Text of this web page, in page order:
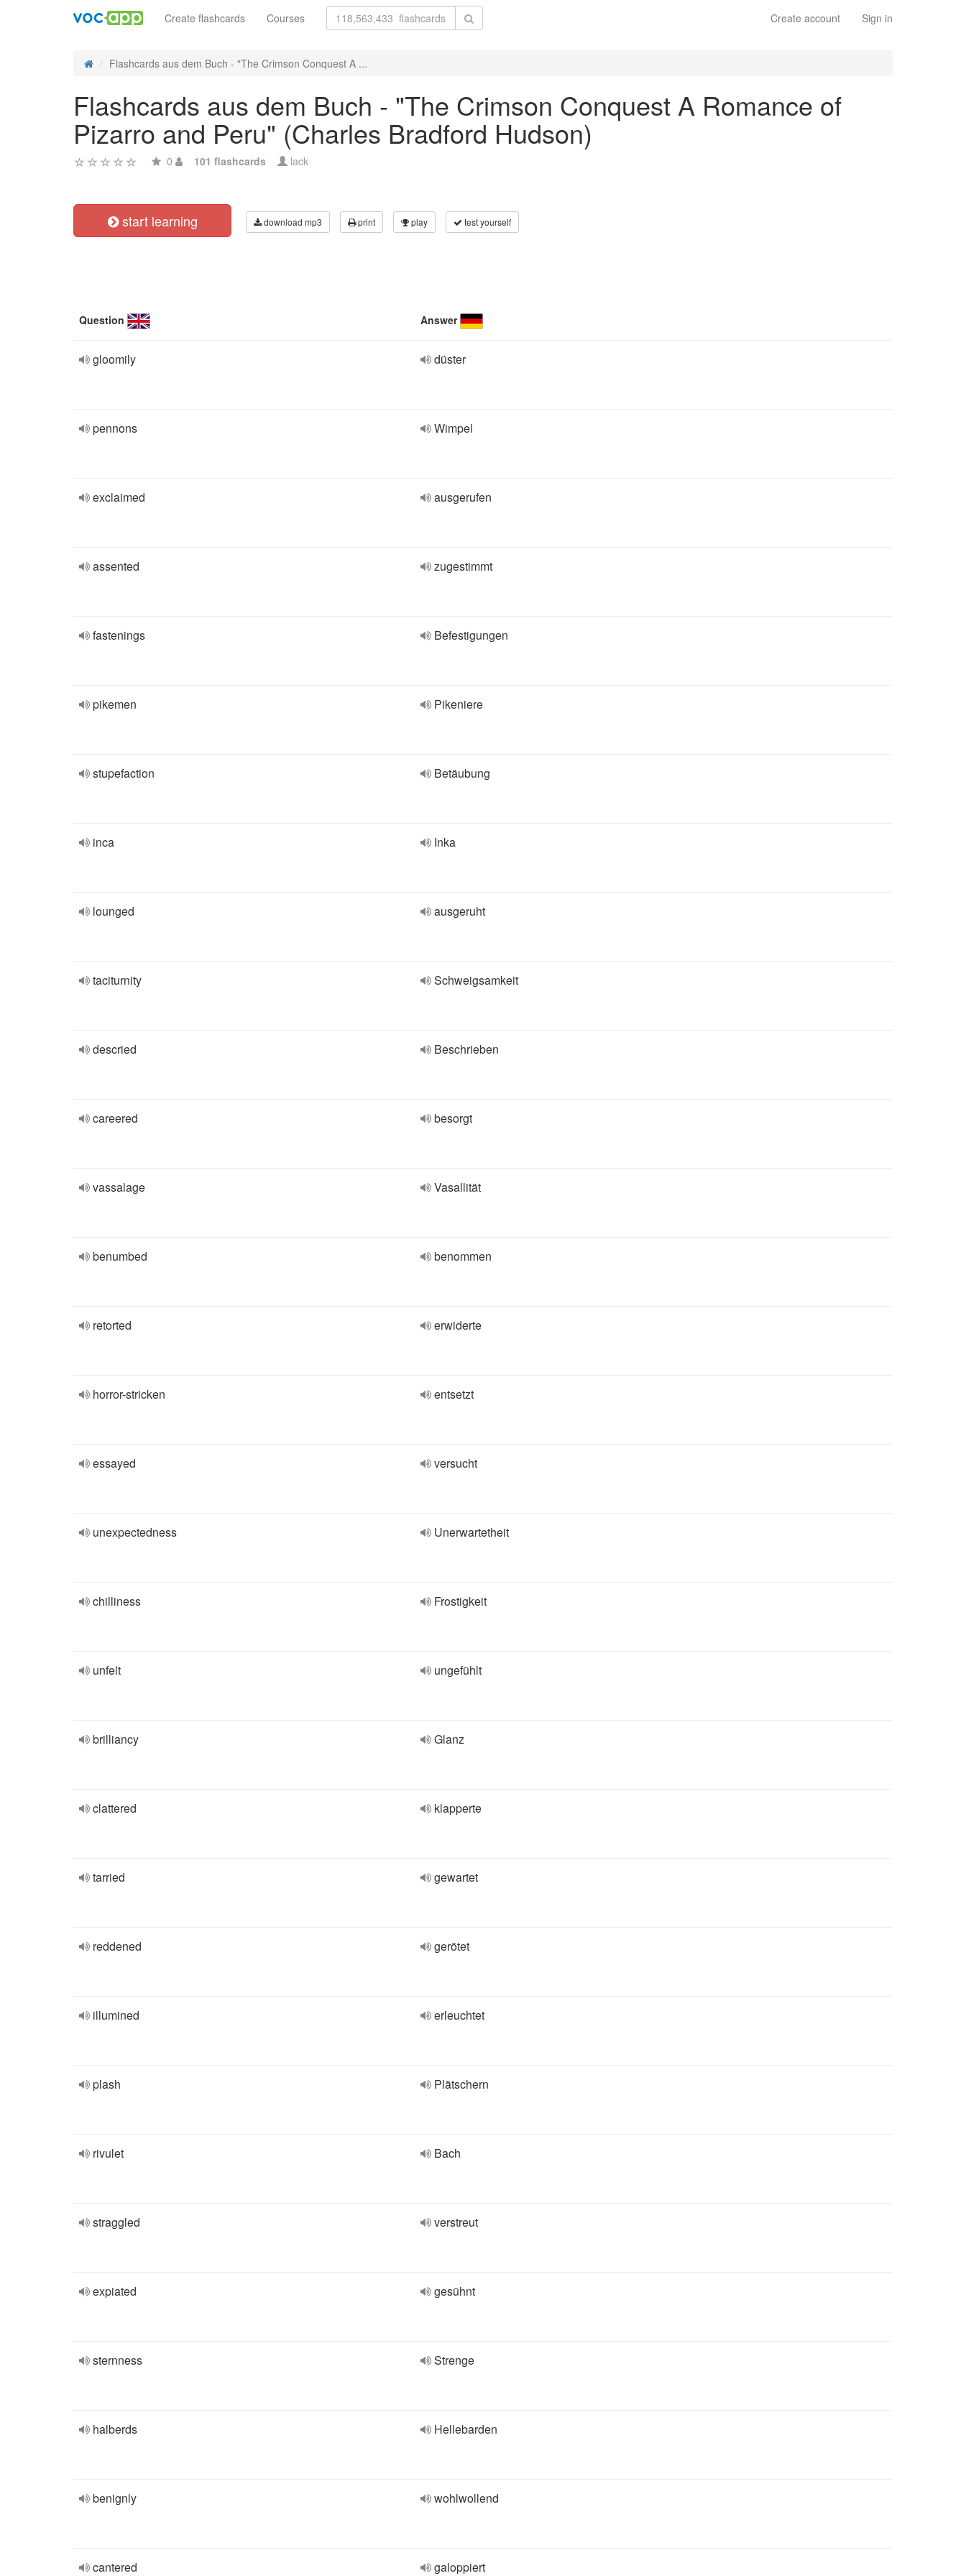
Create account Sign in
Create flashcards Courses
Flashcards aus dem Buch - "The Crimson Conquest A ...
Flashcards aus dem Buch - "The Crimson Conquest A Romance of
Pizarro and Peru" (Charles Bradford Hudson)
0 101 flashcards lack
start learning download mp3 print play test yourself
Question Answer
gloomily düster
pennons Wimpel
exclaimed ausgerufen
assented zugestimmt
fastenings Befestigungen
pikemen Pikeniere
stupefaction Betäubung
inca Inka
lounged ausgeruht
taciturnity Schweigsamkeit
descried Beschrieben
careered besorgt
vassalage Vasallität
benumbed benommen
retorted erwiderte
horror-stricken entsetzt
essayed versucht
unexpectedness Unerwartetheit
chilliness Frostigkeit
unfelt ungefühlt
brilliancy Glanz
clattered klapperte
tarried gewartet
reddened gerötet
illumined erleuchtet
plash Plätschern
rivulet Bach
straggled verstreut
expiated gesühnt
sternness Strenge
halberds Hellebarden
benignly wohlwollend
cantered galoppiert